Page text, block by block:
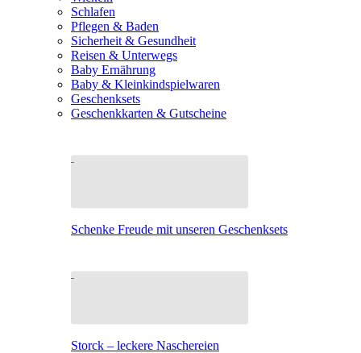
Schlafen
Pflegen & Baden
Sicherheit & Gesundheit
Reisen & Unterwegs
Baby Ernährung
Baby & Kleinkindspielwaren
Geschenksets
Geschenkkarten & Gutscheine
Schenke Freude mit unseren Geschenksets
Storck – leckere Naschereien